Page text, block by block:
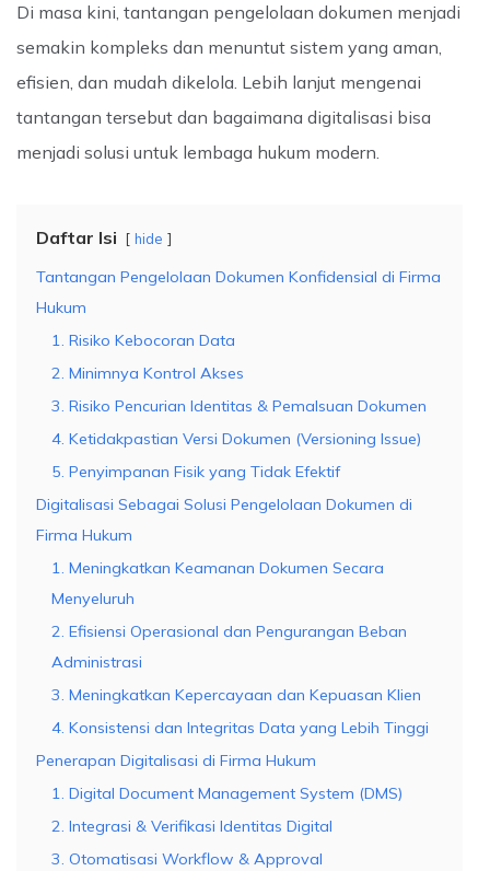
Di masa kini, tantangan pengelolaan dokumen menjadi
semakin kompleks dan menuntut sistem yang aman,
efisien, dan mudah dikelola. Lebih lanjut mengenai
tantangan tersebut dan bagaimana digitalisasi bisa
menjadi solusi untuk lembaga hukum modern.
Daftar Isi hide
Tantangan Pengelolaan Dokumen Konfidensial di Firma
Hukum
1. Risiko Kebocoran Data
2. Minimnya Kontrol Akses
3. Risiko Pencurian Identitas & Pemalsuan Dokumen
4. Ketidakpastian Versi Dokumen (Versioning Issue)
5. Penyimpanan Fisik yang Tidak Efektif
Digitalisasi Sebagai Solusi Pengelolaan Dokumen di
Firma Hukum
1. Meningkatkan Keamanan Dokumen Secara
Menyeluruh
2. Efisiensi Operasional dan Pengurangan Beban
Administrasi
3. Meningkatkan Kepercayaan dan Kepuasan Klien
4. Konsistensi dan Integritas Data yang Lebih Tinggi
Penerapan Digitalisasi di Firma Hukum
1. Digital Document Management System (DMS)
2. Integrasi & Verifikasi Identitas Digital
3. Otomatisasi Workflow & Approval